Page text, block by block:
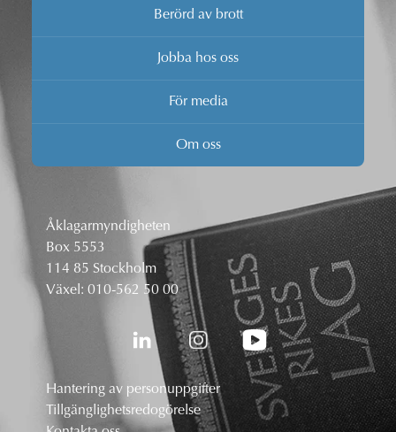
Berörd av brott
Jobba hos oss
För media
Om oss
Åklagarmyndigheten
Box 5553
114 85 Stockholm
Växel: 010-562 50 00
Hantering av personuppgifter
Tillgänglighetsredogörelse